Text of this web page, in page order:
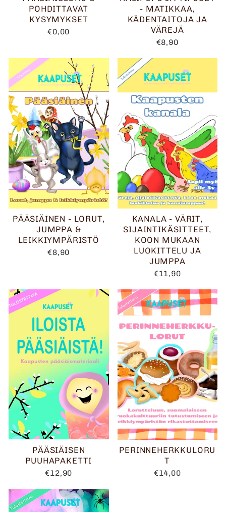
POHDITTAVAT
KYSYMYKSET
€0,00
- MATIKKAA,
KÄDENTAITOJA JA
VÄREJÄ
€8,90
PÄÄSIÄINEN - LORUT,
JUMPPA &
LEIKKIYMPÄRISTÖ
€8,90
KANALA - VÄRIT,
SIJAINTIKÄSITTEET,
KOON MUKAAN
LUOKITTELU JA
JUMPPA
€11,90
PÄÄSIÄISEN
PUUHAPAKETTI
€12,90
PERINNEHERKKULORU
T
€14,00